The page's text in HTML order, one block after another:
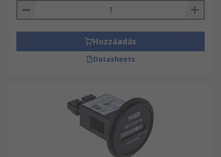
Hozzáadás
Datasheets